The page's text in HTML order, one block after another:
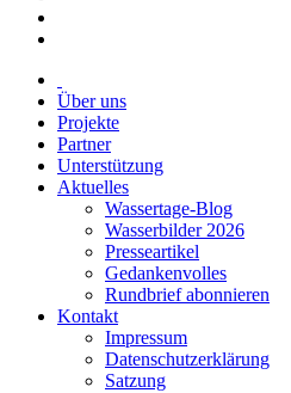
Über uns
Projekte
Partner
Unterstützung
Aktuelles
Wassertage-Blog
Wasserbilder 2026
Presseartikel
Gedankenvolles
Rundbrief abonnieren
Kontakt
Impressum
Datenschutzerklärung
Satzung